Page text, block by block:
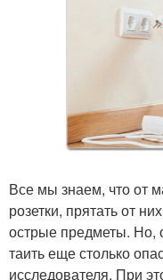
Все мы знаем, что от
розетки, прятать от
острые предметы. Но,
таить еще столько
исследователя. При